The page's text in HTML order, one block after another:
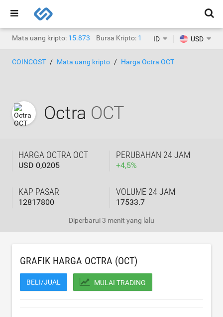
Mata uang kripto: 15.873 Bursa Kripto: 1.468ID USD
COINCOST Mata uang kripto Harga Octra OCT
Octra OCT
HARGA OCTRA OCT
USD 0,0205
PERUBAHAN 24 JAM
+4,5%
KAP PASAR
12817800
VOLUME 24 JAM
17533.7
Diperbarui3 menit yang lalu
GRAFIK HARGA OCTRA (OCT)
BELI/JUAL MULAI TRADING